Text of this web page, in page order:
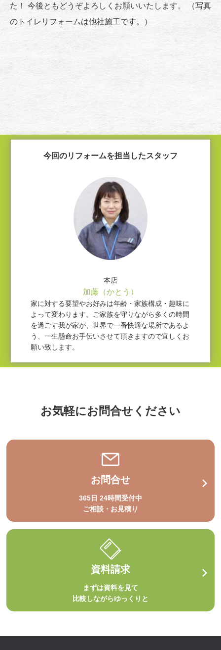
た！ 今後ともどうぞよろしくお願いいたします。 （写真
のトイレリフォームは他社施工です。）
今回のリフォームを担当したスタッフ
本店
加藤（かとう）
家に対する要望やお好みは年齢・家族構成・趣味に
よって変わります。ご家族を守りながら多くの時間
を過ごす我が家が、世界で一番快適な場所であるよ
う、一生懸命お手伝いさせて頂きますので宜しくお
願い致します。
お気軽にお問合せください
お問合せ
365日 24時間受付中
ご相談・お見積り
資料請求
まずは資料を見て
比較しながらゆっくりと